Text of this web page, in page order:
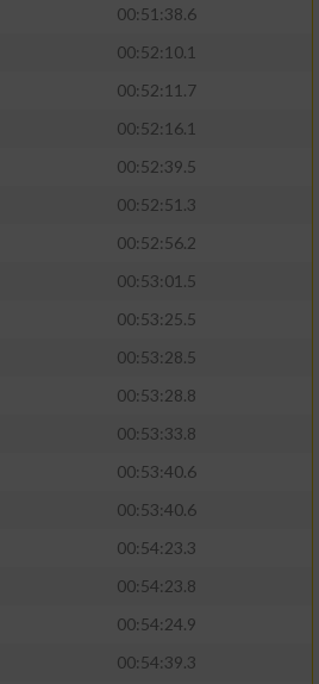
00:51:38.6
00:52:10.1
00:52:11.7
00:52:16.1
00:52:39.5
00:52:51.3
00:52:56.2
00:53:01.5
00:53:25.5
00:53:28.5
00:53:28.8
00:53:33.8
00:53:40.6
00:53:40.6
00:54:23.3
00:54:23.8
00:54:24.9
00:54:39.3
zur Auswahl
durch Statistiken